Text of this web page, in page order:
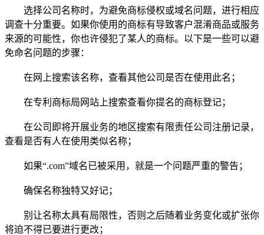
选择公司名称时，为避免商标侵权或域名问题，进行相应
调查十分重要。如果你使用的商标有导致客户混淆商品或服务
来源的可能性，你也许侵犯了某人的商标。以下是一些可以避
免命名问题的步骤：
在网上搜索该名称，查看其他公司是否在使用此名；
在专利商标局网站上搜索查看你提名的商标登记；
在公司即将开展业务的地区搜索有限责任公司注册记录，
查看是否有人在使用类似名称；
如果“.com”域名已被采用，就是一个问题严重的警告；
确保名称独特又好记；
别让名称太具有局限性，否则之后随着业务变化或扩张你
将迫不得已要进行更改；